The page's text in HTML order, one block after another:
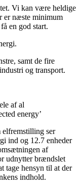
Vi kan være heldige
er næste minimum
en god start.
samt de fire
og transport.
af al
energy’
elfremstilling ser
ind og 12.7 enheder
af
udnytter brændslet
tage hensyn til at der
indhold.